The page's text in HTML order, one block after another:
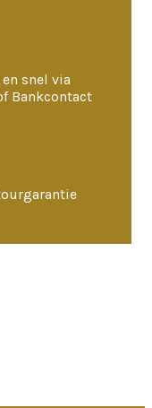
snel via
Bankcontact